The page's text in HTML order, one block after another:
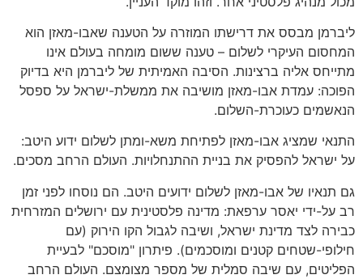
ליברמן מבסס את דרישתו המוזרה על הטענה שאבו-מאזן הוא
המחסום העיקרי לשלום – טענה ששום מומחה בעולם אינו
מתייחס אליה ברצינות. הסיבה האמיתית של ליברמן היא בדיוק
הפוכה: עמדת אבו-מאזן מושיבה את ממשלת-ישראל על ספסל
הנאשמים כעוכרת-השלום.
התנאי שמציג אבו-מאזן לפתיחת משא-ומתן לשלום ידוע היטב:
על ישראל להפסיק את בניית ההתנחלויות. העולם הרחב מסכים.
גם תנאיו של אבו-מאזן לשלום ידועים היטב. הם נוסחו לפני זמן
רב על-ידי יאסר ערפאת: מדינה פלסטינית עם ירושלים המזרחית
כבירה לצד מדינת ישראל, ושיבה לגבול הקו הירוק (עם
חילופי-שטחים קטנים ומוסכמים). פיתרון "מוסכם" לבעיית
הפליטים, עם שיבה סמלית של מספר מצומצם. העולם הרחב